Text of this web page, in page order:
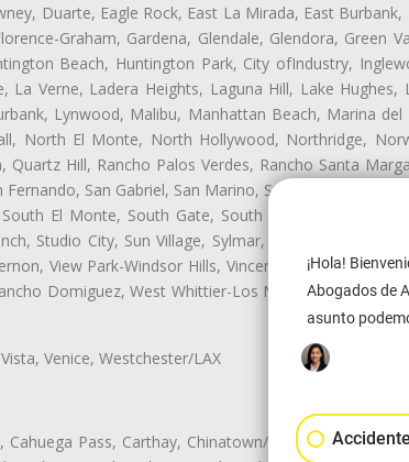
Duarte, Eagle Rock, East La Mirada, East Burbank,
Graham, Gardena, Glendale, Glendora, Green
Beach, Huntington Park, City ofIndustry,
Verne, Ladera Heights, Laguna Hill, Lake Hughes,
Lynwood, Malibu, Manhattan Beach, Marina del
North El Monte, North Hollywood, Northridge,
Hill, Rancho Palos Verdes, Rancho Santa
San Gabriel, San Marino, San Pasqual, San
El Monte, South Gate, South Monrovia Island,
Studio City, Sun Village, Sylmar, Temple City,
View Park-Windsor Hills, Vincent, Walnut, Walnut
Domiguez, West Whittier-Los Nietos, Westlake
Venice, Westchester/LAX
Pass, Carthay, Chinatown/Historic LA, Central
¡Hola!
Abogados de
asunto